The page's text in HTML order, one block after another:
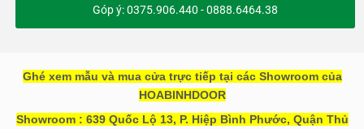
Góp ý: 0375.906.440 - 0888.6464.38
Ghé xem mẫu và mua cửa trực tiếp tại các Showroom của
HOABINHDOOR
Showroom : 639 Quốc Lộ 13, P. Hiệp Bình Phước, Quận Thủ